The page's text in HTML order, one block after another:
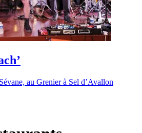
au Grenier à Sel d’Avallon